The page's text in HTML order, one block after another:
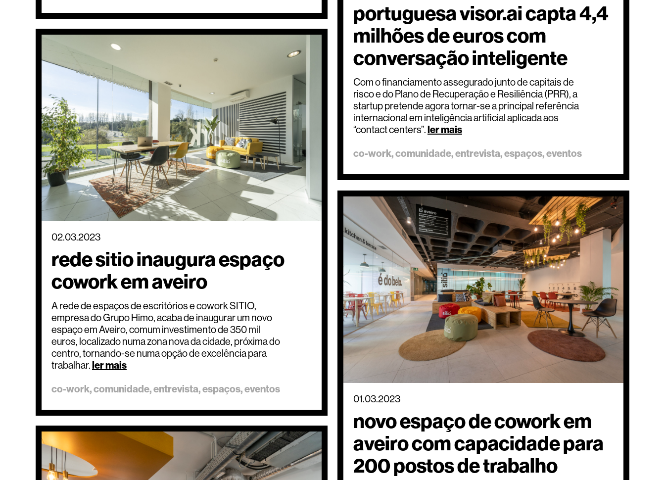
portuguesa visor.ai capta 4,4
milhões de euros com
conversação inteligente
Com o financiamento assegurado junto de capitais de
risco e do Plano de Recuperação e Resiliência (PRR), a
startup pretende agora tornar-se a principal referência
internacional em inteligência artificial aplicada aos
“contact centers”.ler mais
co-work comunidade entrevista espaços eventos
02.03.2023
rede sitio inaugura espaço
cowork em aveiro
A rede de espaços de escritórios e cowork SITIO,
empresa do Grupo Himo, acaba de inaugurar um novo
espaço em Aveiro, comum investimento de 350 mil
euros, localizado numa zona nova da cidade, próxima do
centro, tornando-se numa opção de excelência para
trabalhar.ler mais
co-work comunidade entrevista espaços eventos
01.03.2023
novo espaço de cowork em
aveiro com capacidade para
200 postos de trabalho